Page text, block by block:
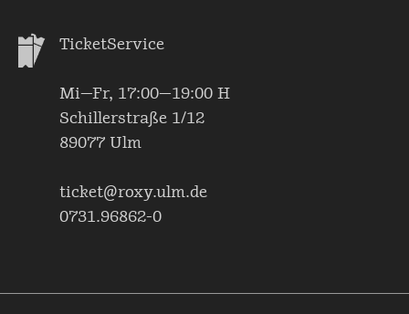
TicketService
Mi—Fr, 17:00—19:00 H
Schillerstraße 1/12
89077 Ulm
ticket@roxy.ulm.de
0731.96862-0